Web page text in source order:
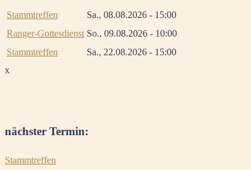
Stammtreffen
Sa., 08.08.2026 - 15:00
Ranger-Gottesdienst So., 09.08.2026 - 10:00
Stammtreffen
Sa., 22.08.2026 - 15:00
x
nächster Termin:
Stammtreffen